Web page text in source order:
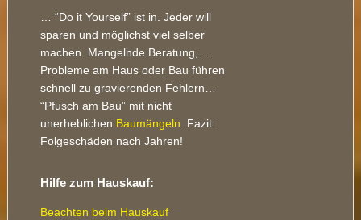
… “Do it Yourself” ist in. Jeder will
sparen und möglichst viel selber
machen. Mangelnde Beratung, …
Probleme am Haus oder Bau führen
schnell zu gravierenden Fehlern…
“Pfusch am Bau” mit nicht
unerheblichen Baumängeln. Fazit:
Folgeschäden nach Jahren!
Hilfe zum Hauskauf:
Beachten beim Hauskauf